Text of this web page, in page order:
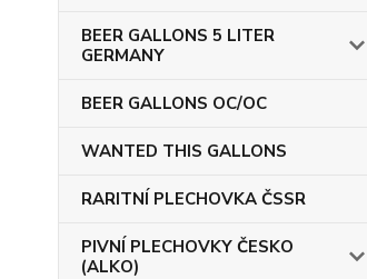
BEER GALLONS 5 LITER
GERMANY
BEER GALLONS OC/OC
WANTED THIS GALLONS
RARITNÍ PLECHOVKA ČSSR
PIVNÍ PLECHOVKY ČESKO
(ALKO)